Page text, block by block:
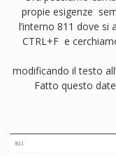
propie esigenze
l’interno 811 dove si
CTRL+F e
modificando il testo
Fatto questo